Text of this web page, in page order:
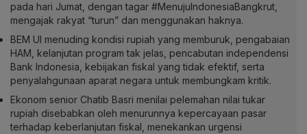
pada hari Jumat, dengan tagar #MenujuIndonesiaBangkrut,
mengajak rakyat “turun” dan menggunakan haknya.
BEM UI menuding kondisi rupiah yang memburuk, pengabaian
HAM, kelanjutan program tak jelas, pencabutan independensi
Bank Indonesia, kebijakan fiskal yang tidak efektif, serta
penyalahgunaan aparat negara untuk membungkam kritik.
Ekonom senior Chatib Basri menilai pelemahan nilai tukar
rupiah disebabkan oleh menurunnya kepercayaan pasar
terhadap keberlanjutan fiskal, menekankan urgensi